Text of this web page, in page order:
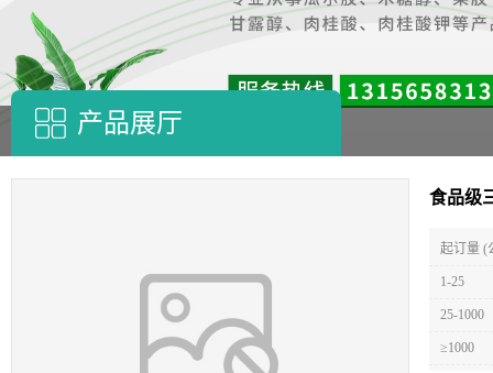
产品展厅
食品级
起订量 (
1-25
25-1000
≥1000